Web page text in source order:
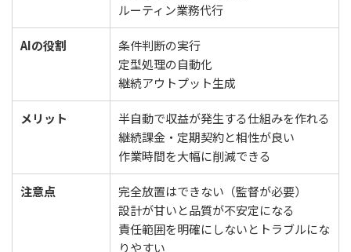
ルーティン業務代行
AIの役割
条件判断の実行
定型処理の自動化
継続アウトプット生成
メリット
半自動で収益が発生する仕組みを作れる
継続課金・定期契約と相性が良い
作業時間を大幅に削減できる
注意点
完全放置はできない（監督が必要）
設計が甘いと品質が不安定になる
責任範囲を明確にしないとトラブルにな
りやすい